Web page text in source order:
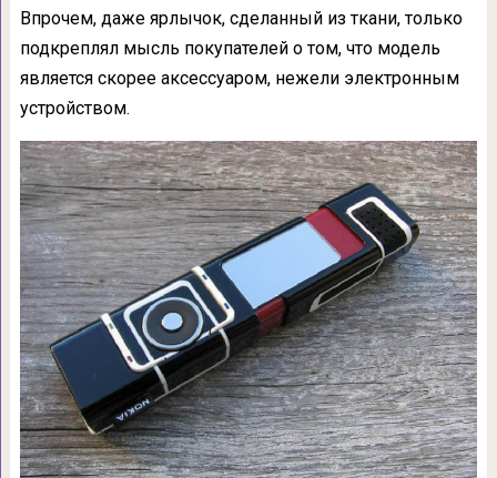
Впрочем, даже ярлычок, сделанный из ткани, только
подкреплял мысль покупателей о том, что модель
является скорее аксессуаром, нежели электронным
устройством.